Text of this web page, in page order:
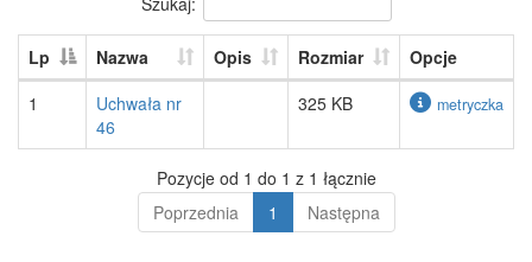
Lp Nazwa Opis Rozmiar
Opcje
1
Uchwała nr
46
325 KB metryczka
Pozycje od 1 do 1 z 1 łącznie
Poprzednia
1 Następna